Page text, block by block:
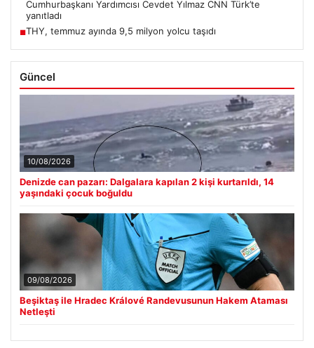
Cumhurbaşkanı Yardımcısı Cevdet Yılmaz CNN Türk’te
yanıtladı
■THY, temmuz ayında 9,5 milyon yolcu taşıdı
Güncel
10/08/2026
Denizde can pazarı: Dalgalara kapılan 2 kişi kurtarıldı, 14
yaşındaki çocuk boğuldu
09/08/2026
Beşiktaş ile Hradec Králové Randevusunun Hakem Ataması
Netleşti